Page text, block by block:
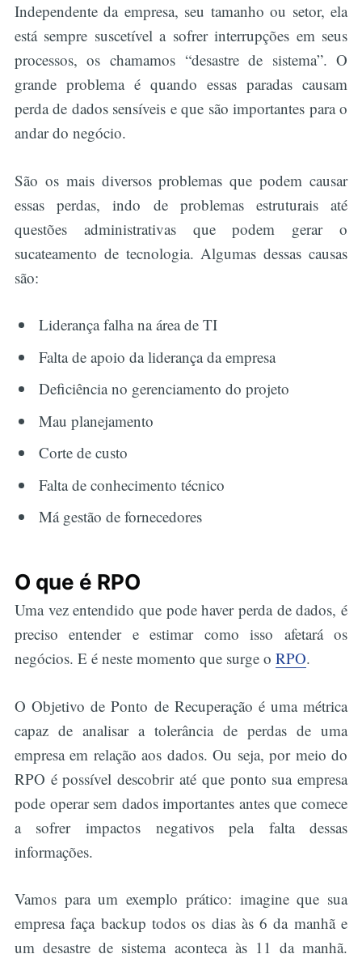
Independente da empresa, seu tamanho ou setor, ela
está sempre suscetível a sofrer interrupções em seus
processos, os chamamos “desastre de sistema”. O
grande problema é quando essas paradas causam
perda de dados sensíveis e que são importantes para o
andar do negócio.
São os mais diversos problemas que podem causar
essas perdas, indo de problemas estruturais até
questões administrativas que podem gerar o
sucateamento de tecnologia. Algumas dessas causas
são:
Liderança falha na área de TI
Falta de apoio da liderança da empresa
Deficiência no gerenciamento do projeto
Mau planejamento
Corte de custo
Falta de conhecimento técnico
Má gestão de fornecedores
O que é RPO
Uma vez entendido que pode haver perda de dados, é
preciso entender e estimar como isso afetará os
negócios. E é neste momento que surge o RPO.
O Objetivo de Ponto de Recuperação é uma métrica
capaz de analisar a tolerância de perdas de uma
empresa em relação aos dados. Ou seja, por meio do
RPO é possível descobrir até que ponto sua empresa
pode operar sem dados importantes antes que comece
a sofrer impactos negativos pela falta dessas
informações.
Vamos para um exemplo prático: imagine que sua
empresa faça backup todos os dias às 6 da manhã e
um desastre de sistema aconteça às 11 da manhã.